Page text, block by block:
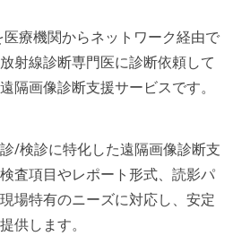
療機関からネットワーク経由で
射線診断専門医に診断依頼して
隔画像診断支援サービスです。
/検診に特化した遠隔画像診断支
査項目やレポート形式、読影パ
場特有のニーズに対応し、安定
供します。